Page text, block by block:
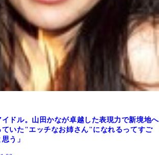
ドル。山田かなが卓越した表現力で新境地へ
ていた"エッチなお姉さん"になれるってすご
う」